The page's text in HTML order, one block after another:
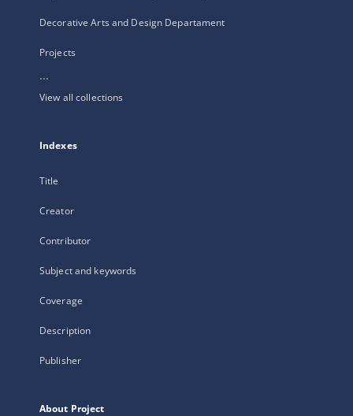
Decorative Arts and Design Departament
Projects
...
View all collections
Indexes
Title
Creator
Contributor
Subject and keywords
Coverage
Description
Publisher
About Project